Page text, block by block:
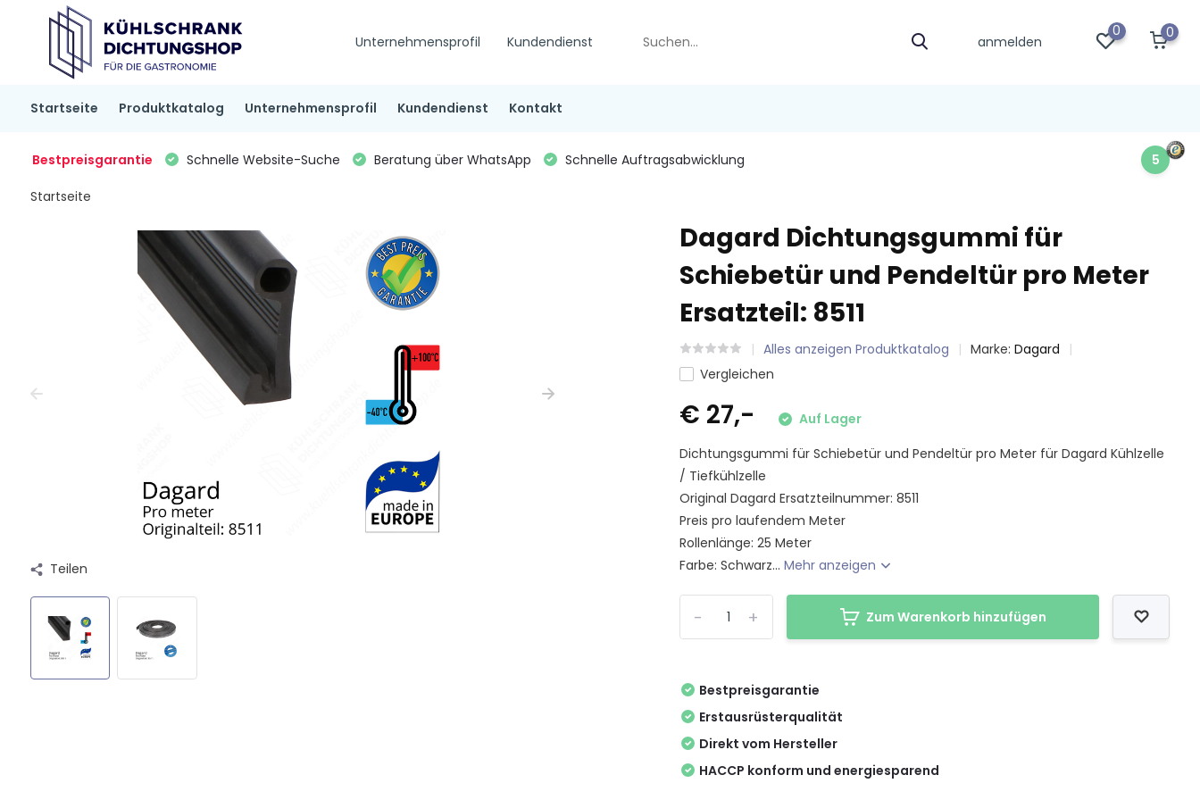
Unternehmensprofil Kundendienst anmelden
0 0
Startseite Produktkatalog Unternehmensprofil Kundendienst Kontakt
Bestpreisgarantie Schnelle Website-Suche Beratung über WhatsApp Schnelle Auftragsabwicklung 5
Startseite
Teilen
Dagard Dichtungsgummi für
Schiebetür und Pendeltür pro Meter
Ersatzteil: 8511
Alles anzeigen Produktkatalog Marke:Dagard
Vergleichen
€ 27,-
Auf Lager
Dichtungsgummi für Schiebetür und Pendeltür pro Meter für Dagard Kühlzelle
/ Tiefkühlzelle
Original Dagard Ersatzteilnummer: 8511
Preis pro laufendem Meter
Rollenlänge: 25 Meter
Farbe: Schwarz...Mehr anzeigen
+
- Zum Warenkorb hinzufügen
Bestpreisgarantie
Erstausrüsterqualität
Direkt vom Hersteller
HACCP konform und energiesparend